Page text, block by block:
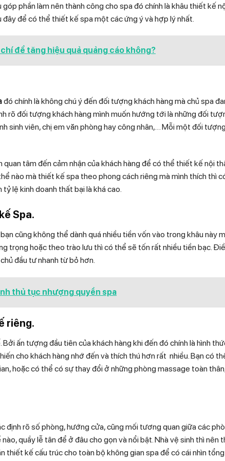
phần làm nên thành công cho spa đó chính là khâu thiết kế
đây để có thể thiết kế spa một các ứng ý và hợp lý nhất.
để tăng hiệu quả quảng cáo không?
đó chính là không chú ý đến đối tượng khách hàng mà chủ spa
rõ đối tượng khách hàng mình muốn hướng tới là những đối
sinh viên, chị em văn phòng hay công nhân,… Mỗi một đối
tâm đến cảm nhận của khách hàng để có thể thiết kế nội
nào mà thiết kế spa theo phong cách riêng mà mình thích thì
lệ kinh doanh thất bại là khá cao.
Spa.
cũng không thể dành quá nhiều tiền vốn vào trong khâu này
trọng hoặc theo trào lưu thì có thể sẽ tốn rất nhiều tiền bạc.
đầu tư nhanh từ bỏ hơn.
thủ tục nhượng quyền spa
riêng.
ấn tượng đầu tiên của khách hàng khi đến đó chính là hình
cho khách hàng nhớ đến và thích thú hơn rất nhiều. Bạn có
hoặc có thể có sự thay đổi ở những phòng massage toàn
định rõ số phòng, hướng cửa, cũng mối tương quan giữa các
quầy lễ tân để ở đâu cho gọn và nổi bật. Nhà vệ sinh thì nên
thiết kế cấu trúc cho toàn bộ không gian spa để có cái nhìn